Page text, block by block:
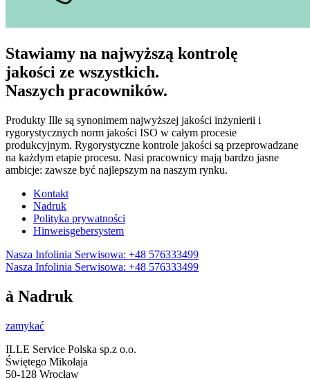
Stawiamy na najwyższą kontrolę
jakości ze wszystkich.
Naszych pracowników.
Produkty Ille są synonimem najwyższej jakości inżynierii i
rygorystycznych norm jakości ISO w całym procesie
produkcyjnym. Rygorystyczne kontrole jakości są przeprowadzane
na każdym etapie procesu. Nasi pracownicy mają bardzo jasne
ambicje: zawsze być najlepszym na naszym rynku.
Kontakt
Nadruk
Polityka prywatności
Hinweisgebersystem
Nasza Infolinia Serwisowa: +48 576333499
Nasza Infolinia Serwisowa: +48 576333499
à Nadruk
zamykać
ILLE Service Polska sp.z o.o.
Świętego Mikołaja
50-128 Wrocław